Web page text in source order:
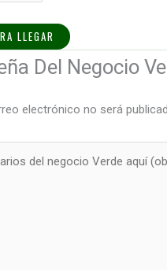
LLEGAR
Del Negocio
electrónico no será